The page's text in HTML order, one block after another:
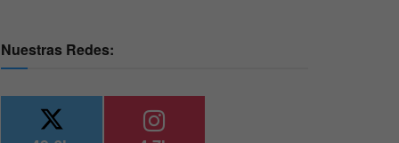
Nuestras Redes: